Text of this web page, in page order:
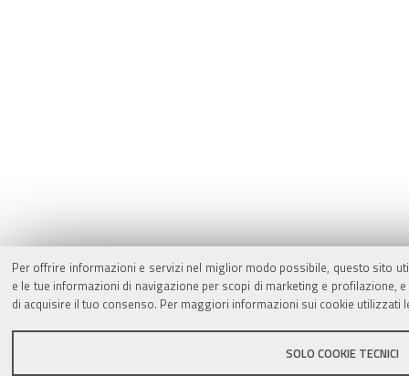
Per offrire informazioni e servizi nel miglior modo possibile, questo sito
e le tue informazioni di navigazione per scopi di marketing e
di acquisire il tuo consenso. Per maggiori informazioni sui cookie utilizzati
SOLO COOKIE TECNICI